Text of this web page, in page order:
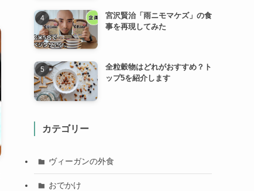
宮沢賢治「雨ニモマケズ」の食
事を再現してみた
全粒穀物はどれがおすすめ？ト
ップ5を紹介します
カテゴリー
ヴィーガンの外食
おでかけ